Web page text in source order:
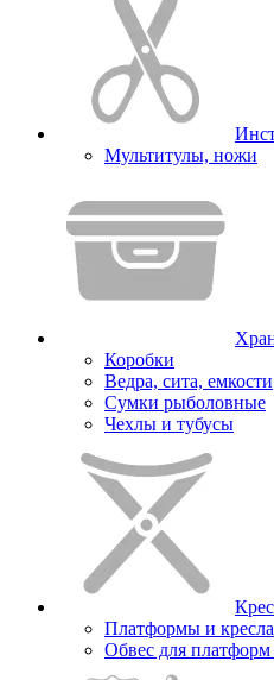
Мультитулы, ножи
Коробки
Ведра, сита, емкости
Сумки рыболовные
Чехлы и тубусы
Платформы и кресла
Обвес для платформ